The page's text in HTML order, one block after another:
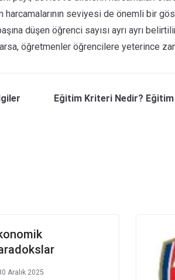
harcamalarının seviyesi de önemli bir
düşen öğrenci sayısı ayrı ayrı
öğretmenler öğrencilere yeterince
Eğitim Kriteri Nedir? Eğitim
Aralık 2025